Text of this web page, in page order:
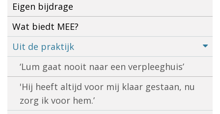
Eigen bijdrage
Wat biedt MEE?
Uit de praktijk
‘Lum gaat nooit naar een verpleeghuis’
'Hij heeft altijd voor mij klaar gestaan, nu
zorg ik voor hem.’